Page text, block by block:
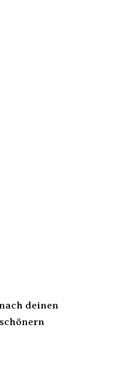
deinen